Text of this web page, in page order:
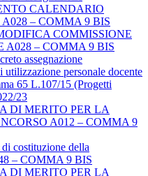
CALENDARIO
– COMMA 9 BIS
COMMISSIONE
A028 – COMMA 9 BIS
assegnazione
utilizzazione personale docente
65 L.107/15 (Progetti
23
DI MERITO PER LA
A012 – COMMA 9
costituzione della
– COMMA 9 BIS
DI MERITO PER LA